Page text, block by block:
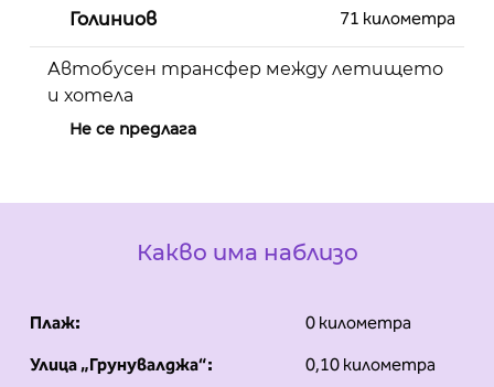
Голиниов 71 километра
Автобусен трансфер между летището
и хотела
Не се предлага
Какво има наблизо
Плаж:
0 километра
Улица „Грунувалджа“:
0,10 километра